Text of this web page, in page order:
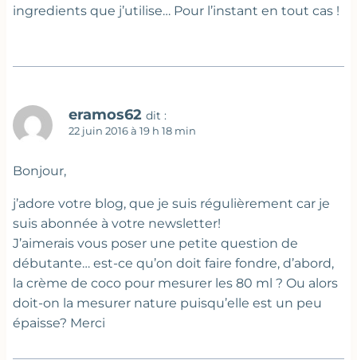
ingredients que j’utilise… Pour l’instant en tout cas !
eramos62 dit :
22 juin 2016 à 19 h 18 min
Bonjour,
j’adore votre blog, que je suis régulièrement car je
suis abonnée à votre newsletter!
J’aimerais vous poser une petite question de
débutante… est-ce qu’on doit faire fondre, d’abord,
la crème de coco pour mesurer les 80 ml ? Ou alors
doit-on la mesurer nature puisqu’elle est un peu
épaisse? Merci